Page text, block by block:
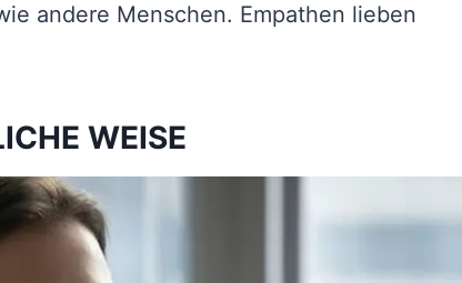
andere Menschen. Empathen lieben
WEISE